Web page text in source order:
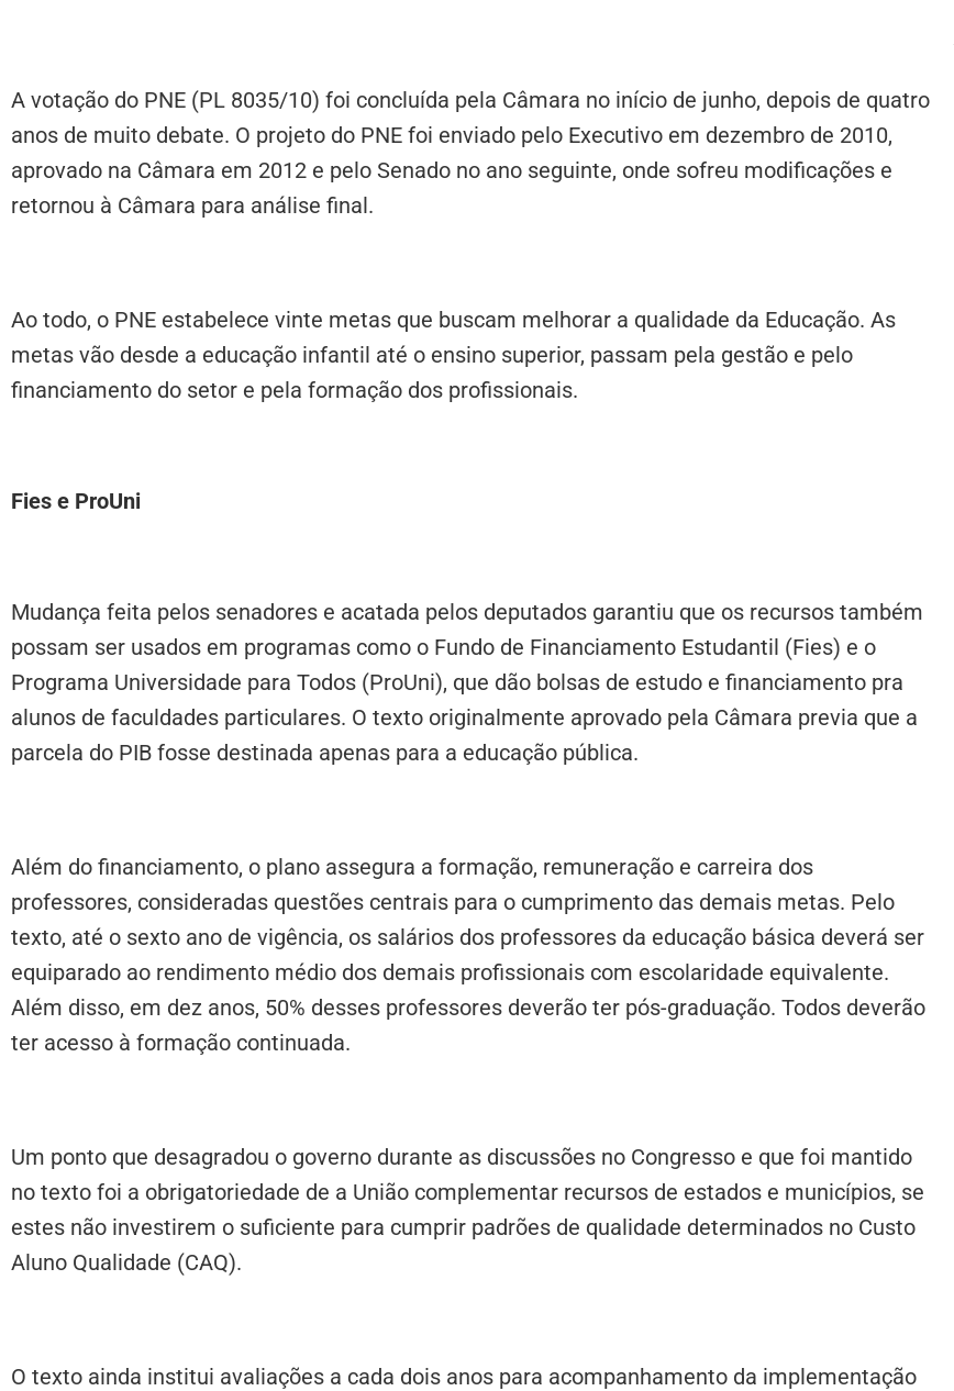
A votação do PNE (PL 8035/10) foi concluída pela Câmara no início de junho, depois de quatro
anos de muito debate. O projeto do PNE foi enviado pelo Executivo em dezembro de 2010,
aprovado na Câmara em 2012 e pelo Senado no ano seguinte, onde sofreu modificações e
retornou à Câmara para análise final.
Ao todo, o PNE estabelece vinte metas que buscam melhorar a qualidade da Educação. As
metas vão desde a educação infantil até o ensino superior, passam pela gestão e pelo
financiamento do setor e pela formação dos profissionais.
Fies e ProUni
Mudança feita pelos senadores e acatada pelos deputados garantiu que os recursos também
possam ser usados em programas como o Fundo de Financiamento Estudantil (Fies) e o
Programa Universidade para Todos (ProUni), que dão bolsas de estudo e financiamento pra
alunos de faculdades particulares. O texto originalmente aprovado pela Câmara previa que a
parcela do PIB fosse destinada apenas para a educação pública.
Além do financiamento, o plano assegura a formação, remuneração e carreira dos
professores, consideradas questões centrais para o cumprimento das demais metas. Pelo
texto, até o sexto ano de vigência, os salários dos professores da educação básica deverá ser
equiparado ao rendimento médio dos demais profissionais com escolaridade equivalente.
Além disso, em dez anos, 50% desses professores deverão ter pós-graduação. Todos deverão
ter acesso à formação continuada.
Um ponto que desagradou o governo durante as discussões no Congresso e que foi mantido
no texto foi a obrigatoriedade de a União complementar recursos de estados e municípios, se
estes não investirem o suficiente para cumprir padrões de qualidade determinados no Custo
Aluno Qualidade (CAQ).
O texto ainda institui avaliações a cada dois anos para acompanhamento da implementação